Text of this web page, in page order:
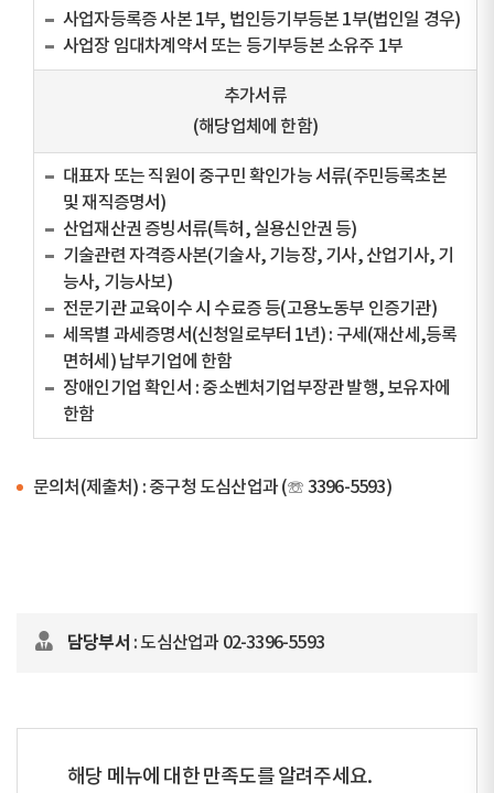
사업자등록증 사본 1부, 법인등기부등본 1부(법인일 경우)
사업장 임대차계약서 또는 등기부등본 소유주 1부
추가서류
(해당업체에 한함)
대표자 또는 직원이 중구민 확인가능 서류(주민등록초본
및 재직증명서)
산업재산권 증빙서류(특허, 실용신안권 등)
기술관련 자격증사본(기술사, 기능장, 기사, 산업기사, 기
능사, 기능사보)
전문기관 교육이수 시 수료증 등(고용노동부 인증기관)
세목별 과세증명서(신청일로부터 1년) : 구세(재산세,등록
면허세) 납부기업에 한함
장애인기업 확인서 : 중소벤처기업부장관 발행, 보유자에
한함
문의처(제출처) : 중구청 도심산업과 (☏ 3396-5593)
담당부서 : 도심산업과 02-3396-5593
해당 메뉴에 대한 만족도를 알려주세요.